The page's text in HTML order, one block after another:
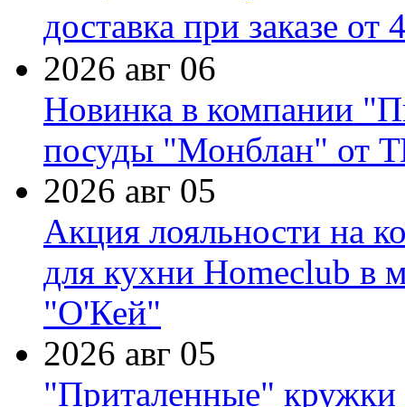
доставка при заказе от
2026 авг 06
Новинка в компании
посуды "Монблан" от
2026 авг 05
Акция лояльности на
для кухни Homeclub в
"О'Кей"
2026 авг 05
"Приталенные" кружки